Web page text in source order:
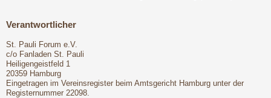
Verantwortlicher
St. Pauli Forum e.V.
c/o Fanladen St. Pauli
Heiligengeistfeld 1
20359 Hamburg
Eingetragen im Vereinsregister beim Amtsgericht Hamburg unter der
Registernummer 22098.